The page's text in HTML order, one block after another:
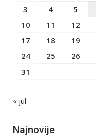
3
4 5
10
11 12
17
18 19
24
25 26
31
« jul
Najnovije